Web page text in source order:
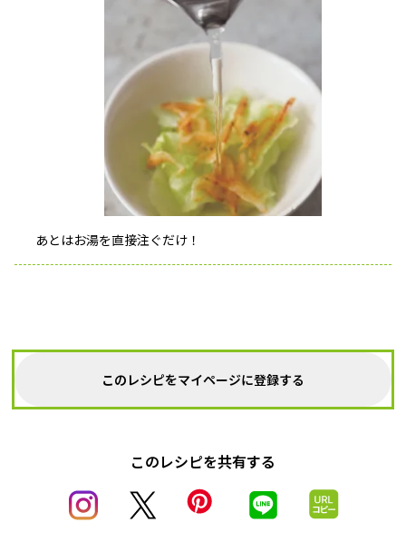
あとはお湯を直接注ぐだけ！
このレシピをマイページに登録する
このレシピを共有する